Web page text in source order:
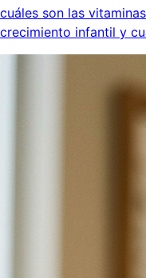
cuáles son las
crecimiento infantil y